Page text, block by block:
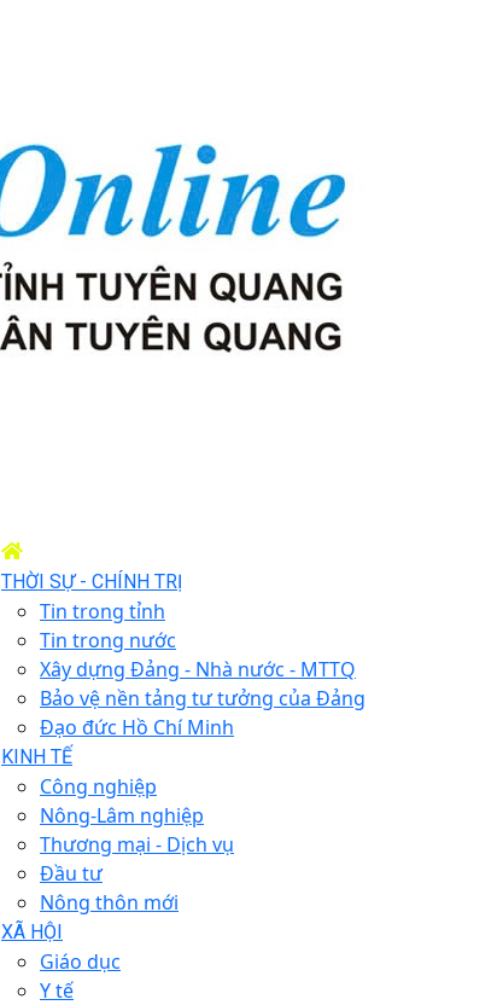
THỜI SỰ - CHÍNH TRỊ
Tin trong tỉnh
Tin trong nước
Xây dựng Đảng - Nhà nước - MTTQ
Bảo vệ nền tảng tư tưởng của Đảng
Đạo đức Hồ Chí Minh
KINH TẾ
Công nghiệp
Nông-Lâm nghiệp
Thương mại - Dịch vụ
Đầu tư
Nông thôn mới
XÃ HỘI
Giáo dục
Y tế